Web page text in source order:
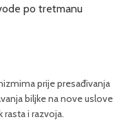
po tretmanu
prije presađivanja
biljke na nove uslove
i razvoja.